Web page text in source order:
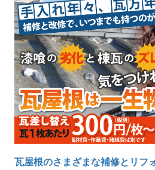
瓦屋根のさまざまな補修とリフ